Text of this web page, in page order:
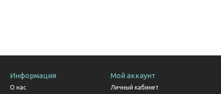
Информация
О нас
Мой аккаунт
Личный кабинет